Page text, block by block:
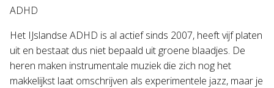
ADHD
Het IJslandse ADHD is al actief sinds 2007, heeft vijf platen
uit en bestaat dus niet bepaald uit groene blaadjes. De
heren maken instrumentale muziek die zich nog het
makkelijkst laat omschrijven als experimentele jazz, maar je